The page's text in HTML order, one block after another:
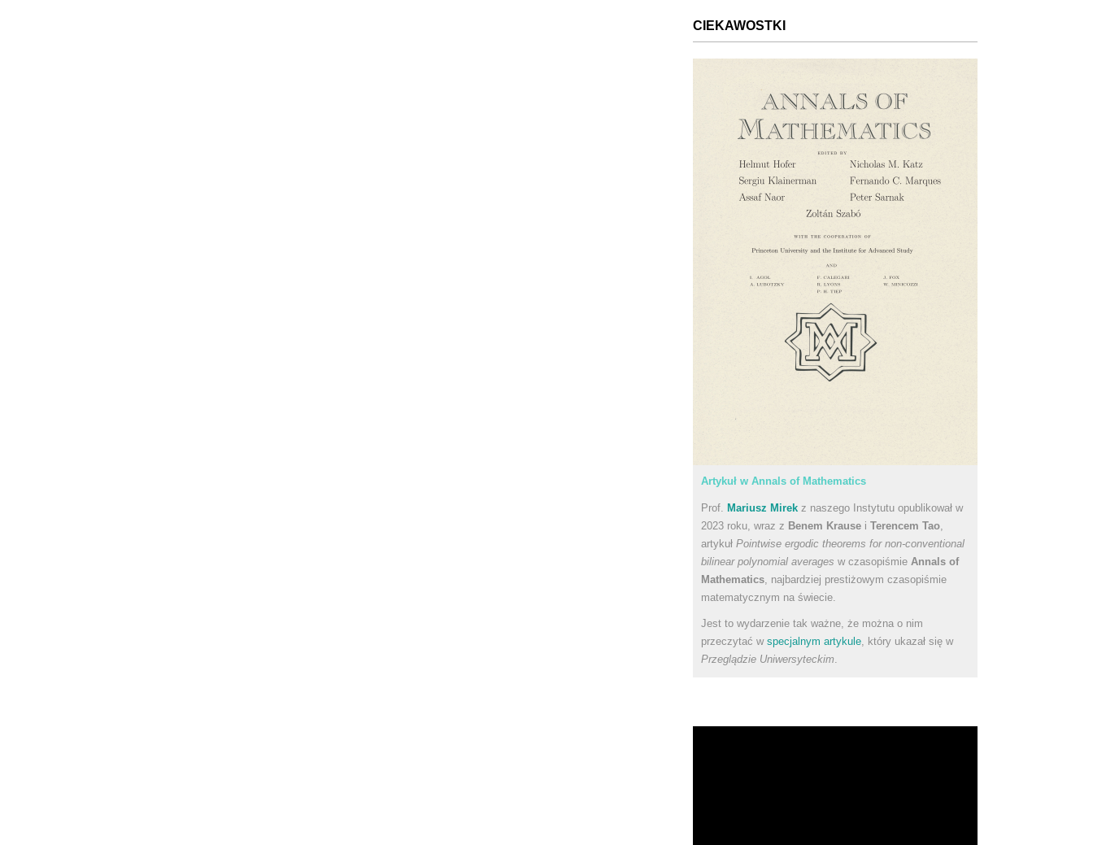
CIEKAWOSTKI
Artykuł w Annals of Mathematics
Prof. Mariusz Mirek z naszego Instytutu opublikował w
2023 roku, wraz z Benem Krause i Terencem Tao
artykuł Pointwise ergodic theorems for non-conventional
bilinear polynomial averages w czasopiśmie Annals of
Mathematics , najbardziej prestiżowym czasopiśmie
matematycznym na świecie.
Jest to wydarzenie tak ważne, że można o nim
przeczytać w specjalnym artykule, który ukazał się w
Przeglądzie Uniwersyteckim.